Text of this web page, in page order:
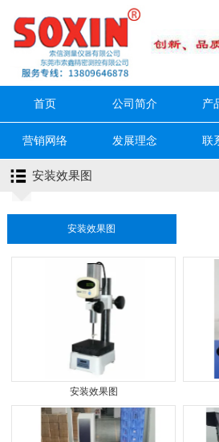
首页 公司简介 产
营销网络 发展理念 联
安装效果图
安装效果图
安装效果图